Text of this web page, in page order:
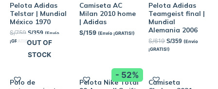
Pelota Adidas
Telstar | Mundial
México 1970
S/759 S/359 (Envío
¡GRATIS!)
Camiseta AC
Milan 2010 home
| Adidas
S/159 (Envío ¡GRATIS!)
Pelota Adidas
Teamgeist final |
Mundial
Alemania 2006
S/619 S/359 (Envío
¡GRATIS!)
OUT OF
STOCK
Polo de
- 52%
Pelota Nike Total
Camiseta